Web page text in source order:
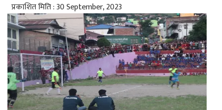
प्रकाशित मिति : 30 September, 2023